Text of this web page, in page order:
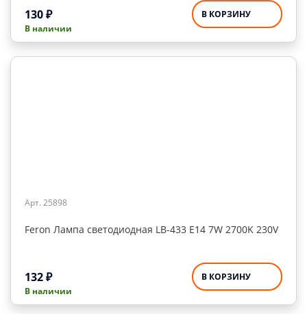
130₽
В наличии
В КОРЗИНУ
Арт. 25898
Feron Лампа светодиодная LB-433 Е14 7W 2700K 230V
132₽
В наличии
В КОРЗИНУ